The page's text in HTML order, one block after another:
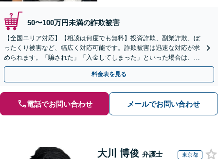
50〜100万円未満の詐欺被害
【全国エリア対応】【相談は何度でも無料】投資詐欺、副業詐欺、ぼ
ったくり被害など、幅広く対応可能です。詐欺被害は迅速な対応が求
められます。「騙された」「入金してしまった」といった場合は、お
早めにご相談ください。【電話・メール・WEB相談可】
料金表を見る
電話でお問い合わせ メールでお問い合わせ
大川 博俊 弁護士 東京都